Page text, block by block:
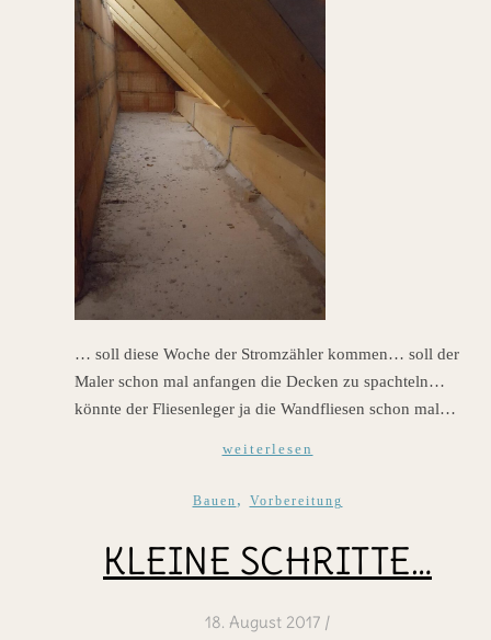
… soll diese Woche der Stromzähler kommen… soll der
Maler schon mal anfangen die Decken zu spachteln…
könnte der Fliesenleger ja die Wandfliesen schon mal…
weiterlesen
Bauen , Vorbereitung
KLEINE SCHRITTE…
18. August 2017 /